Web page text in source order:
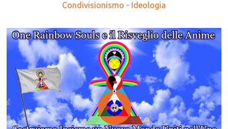
Condivisionismo - Ideologia